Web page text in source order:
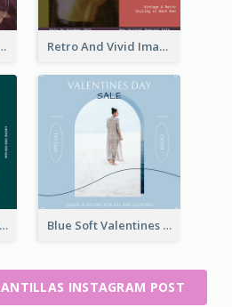
Sale Instagram Post Retro And Vivid Image Instagram Post Design Idea
Green Furniture Photo Furniture Sale Instagram Post Blue Soft Valentines Day Limited Sale Instagram Post
INSTAGRAM POST